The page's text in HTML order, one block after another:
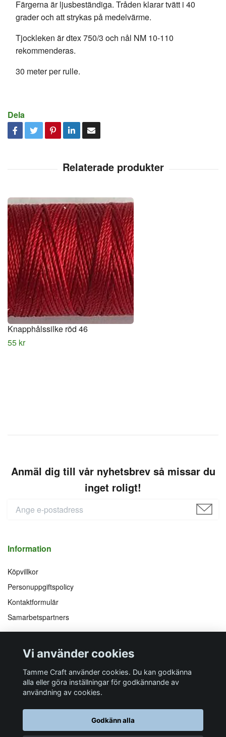
Färgerna är ljusbeständiga. Tråden klarar tvätt i 40
grader och att strykas på medelvärme.
Tjockleken är dtex 750/3 och nål NM 10-110
rekommenderas.
30 meter per rulle.
Dela
Knapphålssilke röd 46
55 kr
Anmäl dig till vår nyhetsbrev så missar du
inget roligt!
Information
Köpvillkor
Personuppgiftspolicy
Kontaktformulär
Samarbetspartners
Följ oss på
Facebook
Instagram
YouTube
Pinterest
Vi accepterar
Åkersberga
E-post
info@tamme.com
Vi använder cookies
Tamme Craft använder cookies. Du kan godkänna
alla eller göra inställningar för godkännande av
användning av cookies.
Godkänn alla